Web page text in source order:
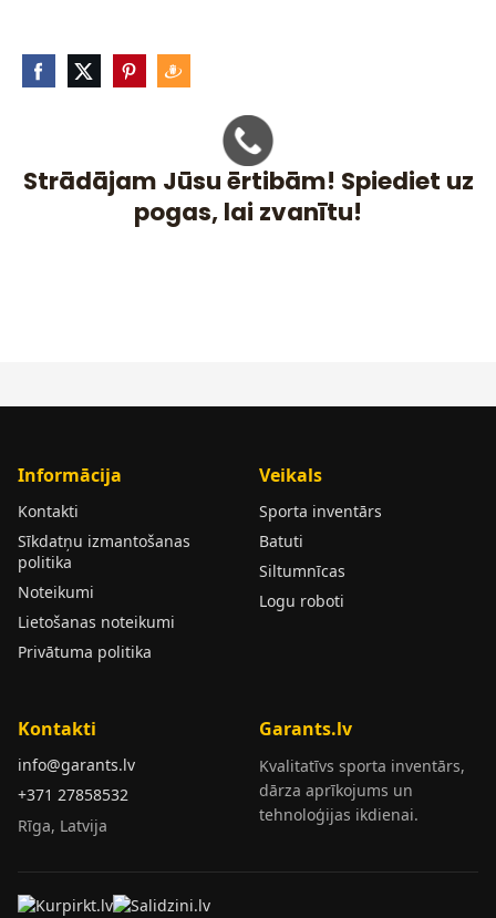
Strādājam Jūsu ērtibām! Spiediet uz
pogas, lai zvanītu!
Informācija
Kontakti
Sīkdatņu izmantošanas
politika
Noteikumi
Lietošanas noteikumi
Privātuma politika
Veikals
Sporta inventārs
Batuti
Siltumnīcas
Logu roboti
Kontakti
info@garants.lv
+371 27858532
Rīga, Latvija
Garants.lv
Kvalitatīvs sporta inventārs,
dārza aprīkojums un
tehnoloģijas ikdienai.